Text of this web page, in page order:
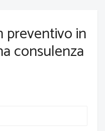
preventivo in
consulenza